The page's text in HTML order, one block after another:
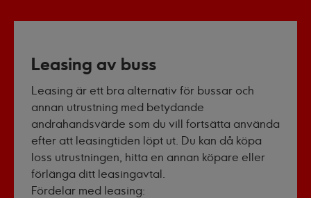
Leasing av buss
Leasing är ett bra alternativ för bussar och
annan utrustning med betydande
andrahandsvärde som du vill fortsätta använda
efter att leasingtiden löpt ut. Du kan då köpa
loss utrustningen, hitta en annan köpare eller
förlänga ditt leasingavtal.
Fördelar med leasing: